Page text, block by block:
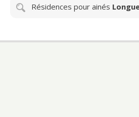
Résidences pour ainés